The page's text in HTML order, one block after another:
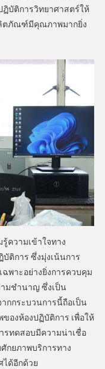
บัติการวิทยาศาสตร์ให้
ตภัณฑ์มีคุณภาพมากยิ่ง
วามเข้าใจทาง
ติการ ซึ่งมุ่งเน้นการ
พาะอย่างยิ่งการควบคุม
มชำนาญ ซึ่งเป็น
กกระบวนการนี้ถือเป็น
งห้องปฏิบัติการ เพื่อให้
รทดสอบมีความน่าเชื่อ
กยภาพบริการทาง
ได้อีกด้วย